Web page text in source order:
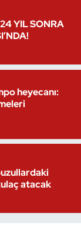
YIL SONRA
heyecanı:
atacak